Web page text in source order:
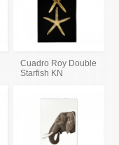
Cuadro Roy Double
Starfish KN